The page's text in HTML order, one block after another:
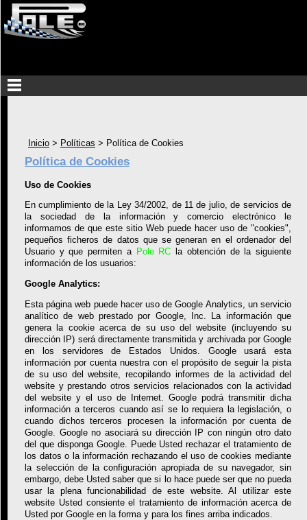
Inicio > Políticas > Política de Cookies
Política de Cookies
Uso de Cookies
En cumplimiento de la Ley 34/2002, de 11 de julio, de servicios de
la sociedad de la información y comercio electrónico le
informamos de que este sitio Web puede hacer uso de "cookies",
pequeños ficheros de datos que se generan en el ordenador del
Usuario y que permiten a Pole RC la obtención de la siguiente
información de los usuarios:
Google Analytics:
Esta página web puede hacer uso de Google Analytics, un servicio
analítico de web prestado por Google, Inc. La información que
genera la cookie acerca de su uso del website (incluyendo su
dirección IP) será directamente transmitida y archivada por Google
en los servidores de Estados Unidos. Google usará esta
información por cuenta nuestra con el propósito de seguir la pista
de su uso del website, recopilando informes de la actividad del
website y prestando otros servicios relacionados con la actividad
del website y el uso de Internet. Google podrá transmitir dicha
información a terceros cuando así se lo requiera la legislación, o
cuando dichos terceros procesen la información por cuenta de
Google. Google no asociará su dirección IP con ningún otro dato
del que disponga Google. Puede Usted rechazar el tratamiento de
los datos o la información rechazando el uso de cookies mediante
la selección de la configuración apropiada de su navegador, sin
embargo, debe Usted saber que si lo hace puede ser que no pueda
usar la plena funcionabilidad de este website. Al utilizar este
website Usted consiente el tratamiento de información acerca de
Usted por Google en la forma y para los fines arriba indicados.